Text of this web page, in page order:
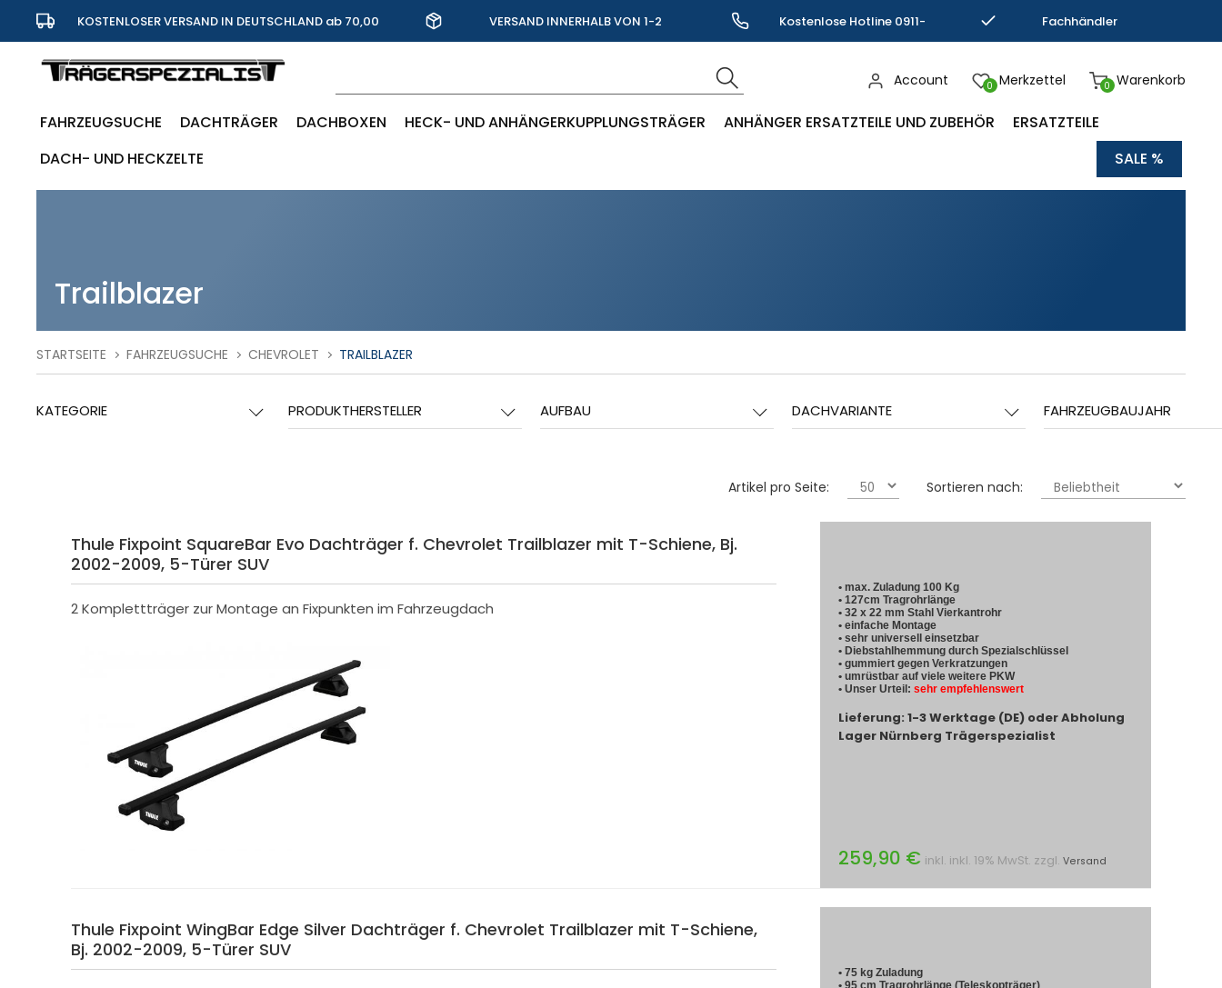
KOSTENLOSER VERSAND IN DEUTSCHLAND ab 70,00
Euro
VERSAND INNERHALB VON 1-2 Kostenlose Hotline 0911- Fachhändler
0 Warenkorb
0 Merkzettel
Account
FAHRZEUGSUCHE DACHTRÄGER DACHBOXEN HECK- UND ANHÄNGERKUPPLUNGSTRÄGER ANHÄNGER ERSATZTEILE UND ZUBEHÖR
ERSATZTEILE
DACH- UND HECKZELTE
SALE %
Trailblazer
STARTSEITE FAHRZEUGSUCHE CHEVROLET TRAILBLAZER
KATEGORIE PRODUKTHERSTELLER AUFBAU DACHVARIANTE FAHRZEUGBAUJAHR
Sortieren nach:
Artikel pro Seite:
Thule Fixpoint SquareBar Evo Dachträger f. Chevrolet Trailblazer mit T-Schiene, Bj.
2002-2009, 5-Türer SUV
2 Komplettträger zur Montage an Fixpunkten im Fahrzeugdach
• max. Zuladung 100 Kg
• 127cm Tragrohrlänge
• 32 x 22 mm Stahl Vierkantrohr
• einfache Montage
• sehr universell einsetzbar
• Diebstahlhemmung durch Spezialschlüssel
• gummiert gegen Verkratzungen
• umrüstbar auf viele weitere PKW
• Unser Urteil: sehr empfehlenswert
Lieferung: 1-3 Werktage (DE) oder Abholung
Lager Nürnberg Trägerspezialist
259,90 € inkl. inkl. 19% MwSt. zzgl. Versand
Thule Fixpoint WingBar Edge Silver Dachträger f. Chevrolet Trailblazer mit T-Schiene,
Bj. 2002-2009, 5-Türer SUV
• 75 kg Zuladung
• 95 cm Tragrohrlänge (Teleskopträger)